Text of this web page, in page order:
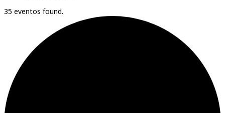
35 eventos found.